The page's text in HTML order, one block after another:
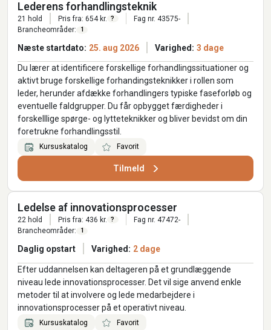
Lederens forhandlingsteknik
21 hold Pris fra: 654 kr. ?
Fag nr. 43575-
Brancheområder:
1
Næste startdato: 25. aug 2026 Varighed: 3 dage
Du lærer at identificere forskellige forhandlingssituationer og
aktivt bruge forskellige forhandingsteknikker i rollen som
leder, herunder afdække forhandlingers typiske faseforløb og
eventuelle faldgrupper. Du får opbygget færdigheder i
forskelllige spørge- og lytteteknikker og bliver bevidst om din
foretrukne forhandlingsstil.
Kursuskatalog Favorit
Tilmeld
Ledelse af innovationsprocesser
22 hold Pris fra: 436 kr. ?
Fag nr. 47472-
Brancheområder:
1
Daglig opstart Varighed: 2 dage
Efter uddannelsen kan deltageren på et grundlæggende
niveau lede innovationsprocesser. Det vil sige anvend enkle
metoder til at involvere og lede medarbejdere i
innovationsprocesser på et operativt niveau.
Kursuskatalog Favorit